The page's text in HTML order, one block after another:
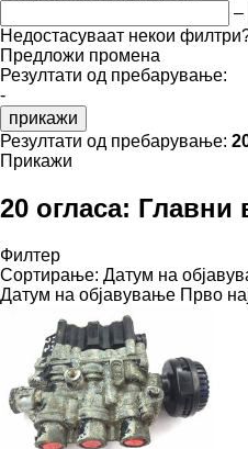
–
Недостасуваат некои
Предложи промена
Резултати од пребарување:
-
прикажи
Резултати од пребарување:
Прикажи
20 огласа: Главни
Филтер
Сортирање: Датум на
Датум на објавување Прво